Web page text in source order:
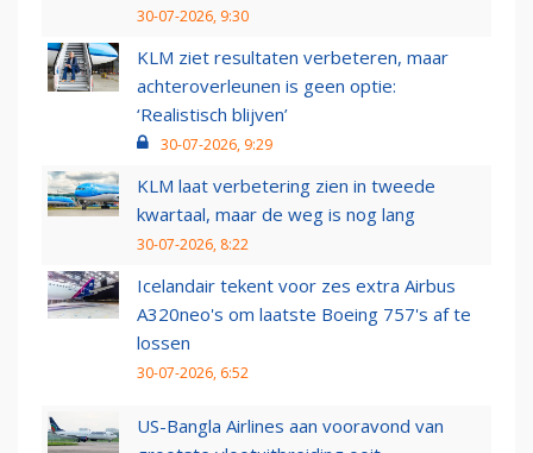
30-07-2026, 9:30
KLM ziet resultaten verbeteren, maar
achteroverleunen is geen optie:
‘Realistisch blijven’
30-07-2026, 9:29
KLM laat verbetering zien in tweede
kwartaal, maar de weg is nog lang
30-07-2026, 8:22
Icelandair tekent voor zes extra Airbus
A320neo's om laatste Boeing 757's af te
lossen
30-07-2026, 6:52
US-Bangla Airlines aan vooravond van